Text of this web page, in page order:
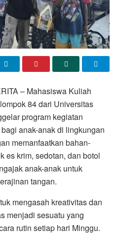
– Mahasiswa Kuliah
84 dari Universitas
program kegiatan
anak-anak di lingkungan
memanfaatkan bahan-
es krim, sedotan, dan botol
anak-anak untuk
tangan.
mengasah kreativitas dan
menjadi sesuatu yang
rutin setiap hari Minggu.